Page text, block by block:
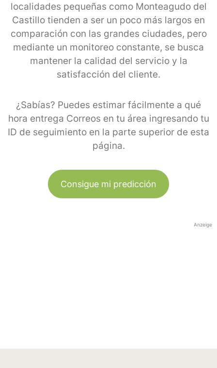
localidades pequeñas como Monteagudo del
Castillo tienden a ser un poco más largos en
comparación con las grandes ciudades, pero
mediante un monitoreo constante, se busca
mantener la calidad del servicio y la
satisfacción del cliente.
¿Sabías? Puedes estimar fácilmente a qué
hora entrega Correos en tu área ingresando tu
ID de seguimiento en la parte superior de esta
página.
Consigue mi predicción
Anzeige